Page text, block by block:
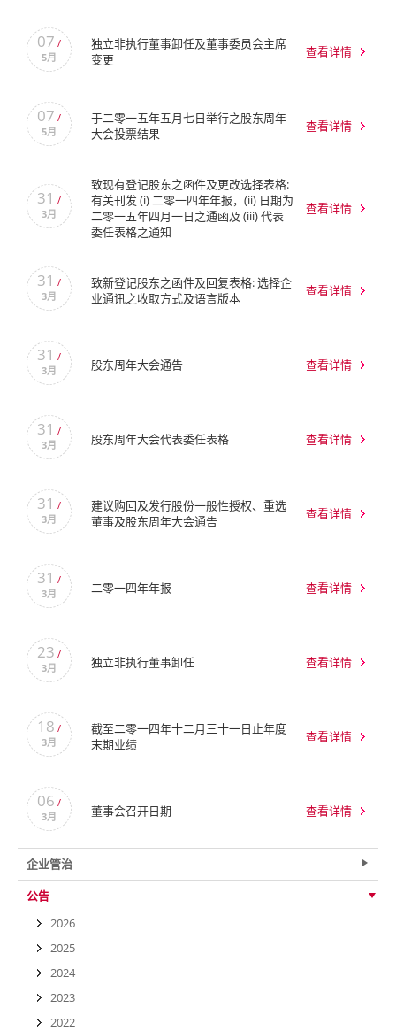
07 /
5月
独立非执行董事卸任及董事委员会主席
变更
查看详情
07 /
5月
于二零一五年五月七日举行之股东周年
大会投票结果
查看详情
31 /
3月
致现有登记股东之函件及更改选择表格:
有关刊发 (i) 二零一四年年报，(ii) 日期为
二零一五年四月一日之通函及 (iii) 代表
委任表格之通知
查看详情
31 /
3月
致新登记股东之函件及回复表格: 选择企
业通讯之收取方式及语言版本
查看详情
31 /
3月
股东周年大会通告 查看详情
31 /
3月
股东周年大会代表委任表格 查看详情
31 /
3月
建议购回及发行股份一般性授权、重选
董事及股东周年大会通告
查看详情
31 /
3月
二零一四年年报 查看详情
23 /
3月
独立非执行董事卸任 查看详情
18 /
3月
截至二零一四年十二月三十一日止年度
末期业绩
查看详情
06 /
3月
董事会召开日期 查看详情
企业管治
公告
2026
2025
2024
2023
2022